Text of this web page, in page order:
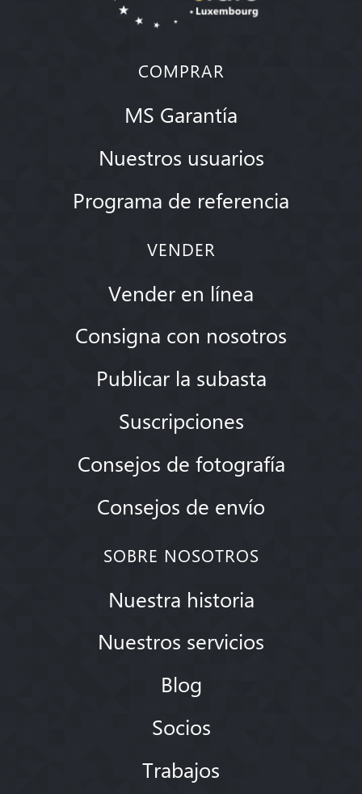
COMPRAR
MS Garantía
Nuestros usuarios
Programa de referencia
VENDER
Vender en línea
Consigna con nosotros
Publicar la subasta
Suscripciones
Consejos de fotografía
Consejos de envío
SOBRE NOSOTROS
Nuestra historia
Nuestros servicios
Blog
Socios
Trabajos